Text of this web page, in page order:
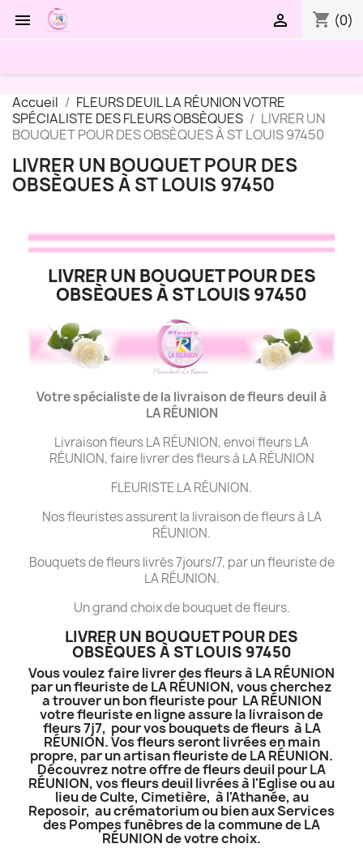
 shopping_cart (0)

Accueil
FLEURS DEUIL LA RÉUNION VOTRE
SPÉCIALISTE DES FLEURS OBSÈQUES
LIVRER UN
BOUQUET POUR DES OBSÈQUES À ST LOUIS 97450
LIVRER UN BOUQUET POUR DES
OBSÈQUES À ST LOUIS 97450
LIVRER UN BOUQUET POUR DES
OBSÈQUES À ST LOUIS 97450
Votre spécialiste de la livraison de fleurs deuil à
LARÉUNION
Livraison fleurs LA RÉUNION, envoi fleurs LA
RÉUNION, faire livrer des fleurs à LA RÉUNION
FLEURISTE LA RÉUNION.
Nos fleuristes assurent la livraison de fleurs à LA
RÉUNION.
Bouquets de fleurs livrés 7jours/7, par un fleuriste de
LA RÉUNION.
Un grand choix de bouquet de fleurs.
LIVRER UN BOUQUET POUR DES
OBSÈQUES À ST LOUIS 97450
Vous voulez faire livrer des fleurs à LA RÉUNION
par un fleuriste de LA RÉUNION, vous cherchez
a trouver un bon fleuriste pour LA RÉUNION
votre fleuriste en ligne assure la livraison de
fleurs 7j7, pour vos bouquets de fleurs à LA
RÉUNION. Vos fleurs seront livrées en main
propre, par un artisan fleuriste de LA RÉUNION.
Découvrez notre offre de fleurs deuil pour LA
RÉUNION, vos fleurs deuil livrées à l'Eglise ou au
lieu de Culte, Cimetière, à l'Athanée, au
Reposoir, au crématorium ou bien aux Services
des Pompes funèbres de la commune de LA
RÉUNION de votre choix.